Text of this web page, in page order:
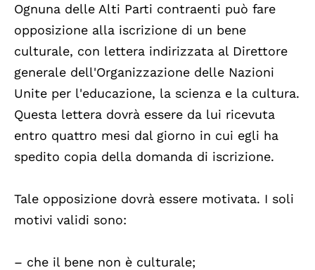
Ognuna delle Alti Parti contraenti può fare
opposizione alla iscrizione di un bene
culturale, con lettera indirizzata al Direttore
generale dell'Organizzazione delle Nazioni
Unite per l'educazione, la scienza e la cultura.
Questa lettera dovrà essere da lui ricevuta
entro quattro mesi dal giorno in cui egli ha
spedito copia della domanda di iscrizione.
Tale opposizione dovrà essere motivata. I soli
motivi validi sono:
– che il bene non è culturale;